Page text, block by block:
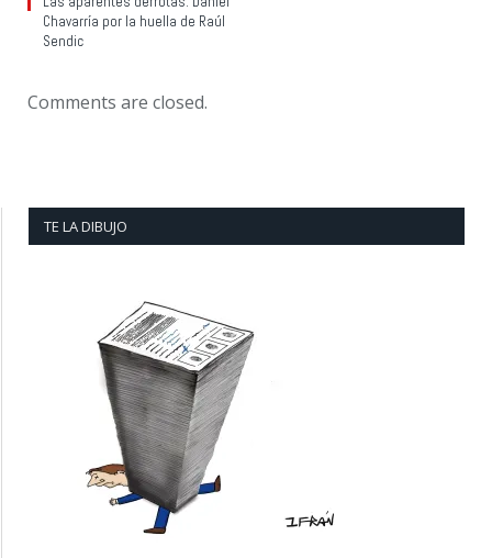
Chavarría por la huella de Raúl
Sendic
Comments are closed.
TE LA DIBUJO